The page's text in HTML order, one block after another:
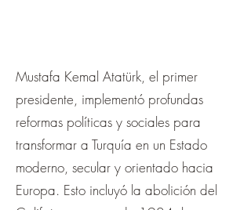
Mustafa Kemal Atatürk, el primer
presidente, implementó profundas
reformas políticas y sociales para
transformar a Turquía en un Estado
moderno, secular y orientado hacia
Europa. Esto incluyó la abolición del